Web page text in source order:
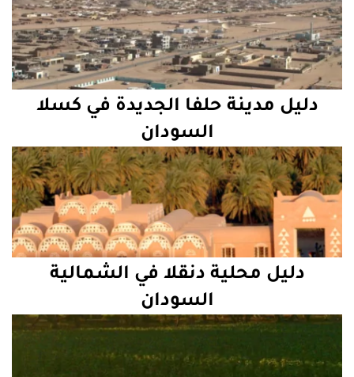
دليل مدينة حلفا الجديدة في كسلا
السودان
دليل محلية دنقلا في الشمالية
السودان